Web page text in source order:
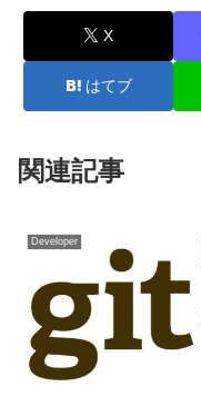
X
はてブ
関連記事
Developer